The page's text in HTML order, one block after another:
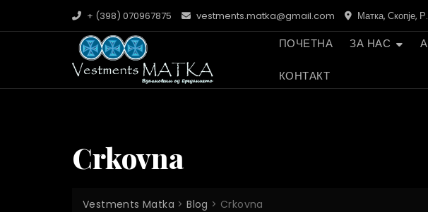
+ (398) 070967875 vestments.matka@gmail.com Матка, Скопје,
ПОЧЕТНА ЗА НАС
КОНТАКТ
Crkovna
Vestments Matka >Blog > Crkovna